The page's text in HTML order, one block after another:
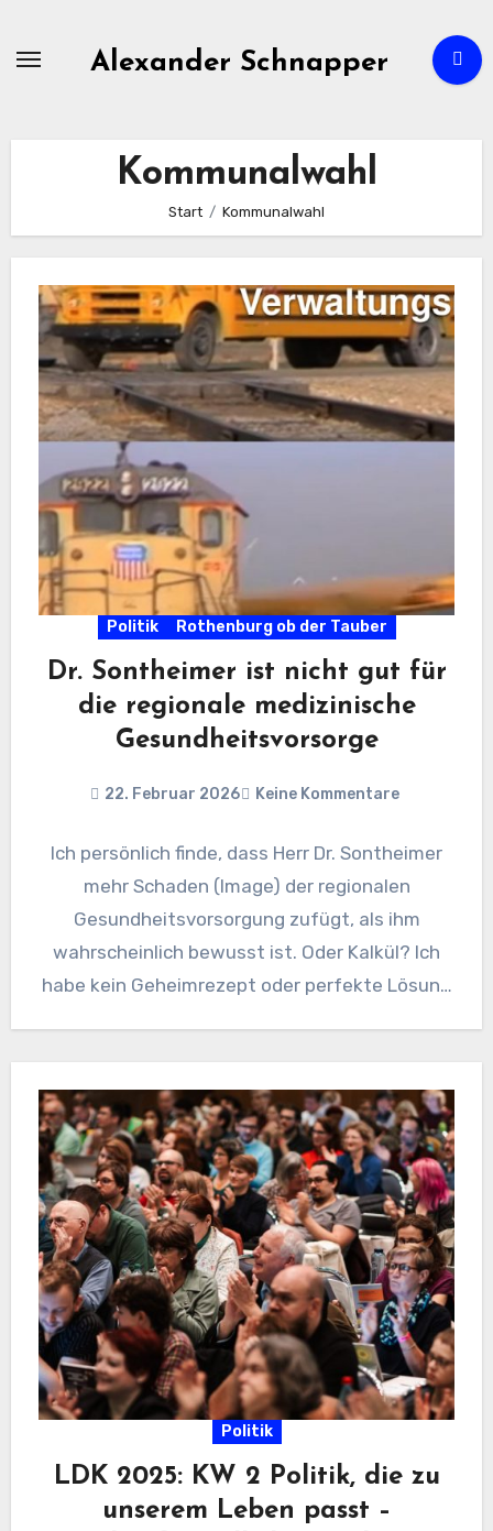
Alexander Schnapper
Kommunalwahl
Start Kommunalwahl
Politik Rothenburg ob der Tauber
Dr. Sontheimer ist nicht gut für
die regionale medizinische
Gesundheitsvorsorge
22. Februar 2026 Keine Kommentare
Ich persönlich finde, dass Herr Dr. Sontheimer
mehr Schaden (Image) der regionalen
Gesundheitsvorsorgung zufügt, als ihm
wahrscheinlich bewusst ist. Oder Kalkül? Ich
habe kein Geheimrezept oder perfekte Lösung
Politik
LDK 2025: KW 2 Politik, die zu
unserem Leben passt –